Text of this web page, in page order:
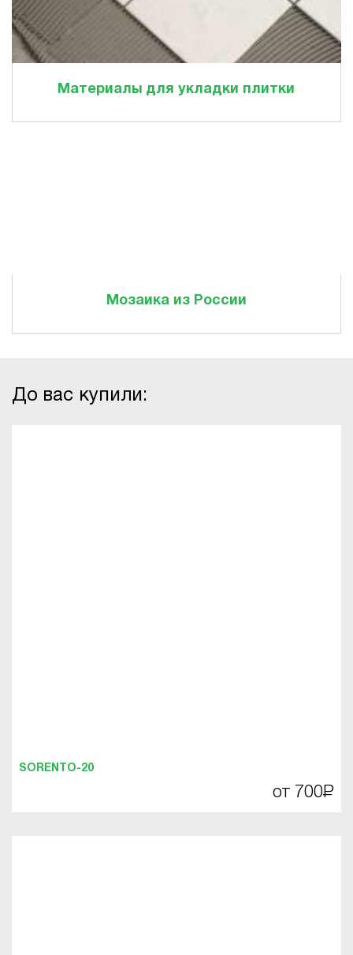
Материалы для укладки плитки
Мозаика из России
До вас купили:
SORENTO-20
от 700Р